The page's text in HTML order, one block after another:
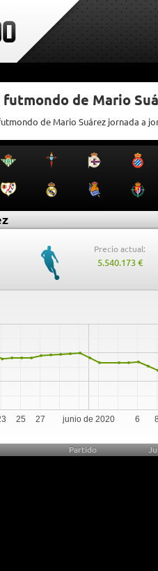
de Mario
de Mario Suárez jornada a
Precio actual:
5.540.173 €
junio de 2020
25 27 6
Partido